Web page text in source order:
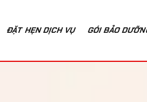
ĐẶT HẸN DỊCH VỤ GÓI BẢO